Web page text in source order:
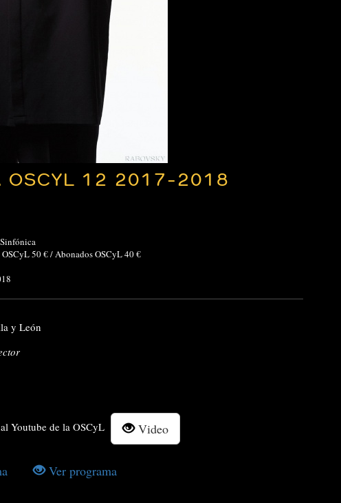
OSCYL 12 2017-2018
50 € / Abonados OSCyL 40 €
y León
Youtube de la OSCyL Video
Ver programa